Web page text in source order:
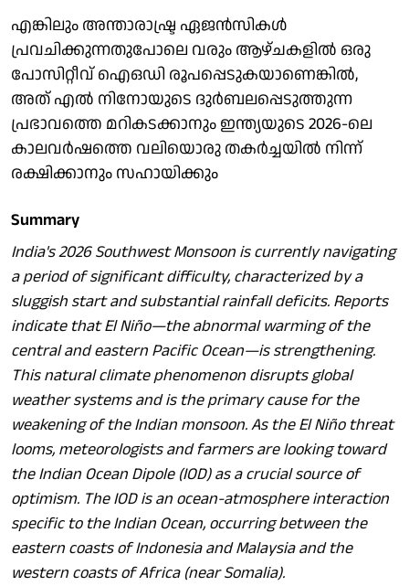
എങ്കിലും അന്താരാഷ്ട്ര ഏജന്‍സികള്‍
പ്രവചിക്കുന്നതുപോലെ വരും ആഴ്ചകളില്‍ ഒരു
പോസിറ്റീവ് ഐഒഡി രൂപപ്പെടുകയാണെങ്കില്‍,
അത് എല്‍ നിനോയുടെ ദുര്‍ബലപ്പെടുത്തുന്ന
പ്രഭാവത്തെ മറികടക്കാനും ഇന്ത്യയുടെ 2026-ലെ
കാലവര്‍ഷത്തെ വലിയൊരു തകര്‍ച്ചയില്‍ നിന്ന്
രക്ഷിക്കാനും സഹായിക്കും
Summary
India's 2026 Southwest Monsoon is currently navigating
a period of significant difficulty, characterized by a
sluggish start and substantial rainfall deficits. Reports
indicate that El Niño—the abnormal warming of the
central and eastern Pacific Ocean—is strengthening.
This natural climate phenomenon disrupts global
weather systems and is the primary cause for the
weakening of the Indian monsoon. As the El Niño threat
looms, meteorologists and farmers are looking toward
the Indian Ocean Dipole (IOD) as a crucial source of
optimism. The IOD is an ocean-atmosphere interaction
specific to the Indian Ocean, occurring between the
eastern coasts of Indonesia and Malaysia and the
western coasts of Africa (near Somalia).